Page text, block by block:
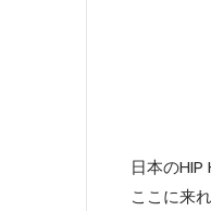
日本のHIP
ここに来